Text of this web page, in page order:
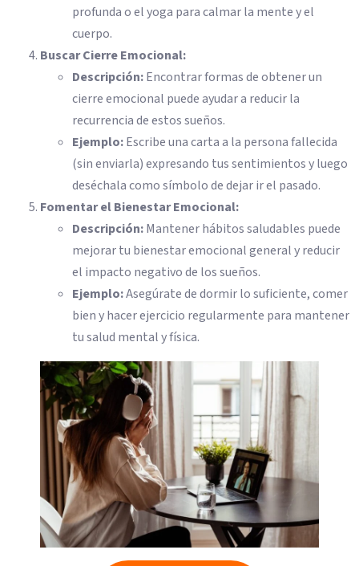
profunda o el yoga para calmar la mente y el
cuerpo.
Buscar Cierre Emocional:
Descripción:Encontrar formas de obtener un
cierre emocional puede ayudar a reducir la
recurrencia de estos sueños.
Ejemplo:Escribe una carta a la persona fallecida
(sin enviarla) expresando tus sentimientos y luego
deséchala como símbolo de dejar ir el pasado.
Fomentar el Bienestar Emocional:
Descripción:Mantener hábitos saludables puede
mejorar tu bienestar emocional general y reducir
el impacto negativo de los sueños.
Ejemplo:Asegúrate de dormir lo suficiente, comer
bien y hacer ejercicio regularmente para mantener
tu salud mental y física.